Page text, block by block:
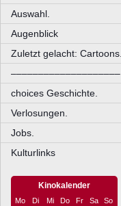
Auswahl.
Augenblick
Zuletzt gelacht: Cartoons.
––––––––––––––––––––
choices Geschichte.
Verlosungen.
Jobs.
Kulturlinks
Kinokalender
Mo Di Mi Do Fr Sa
So